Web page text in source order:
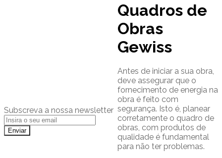
Quadros de
Obras
Gewiss
Antes de iniciar a sua obra,
deve assegurar que o
fornecimento de energia na
obra é feito com
segurança. Isto é, planear
corretamente o quadro de
obras, com produtos de
qualidade é fundamental
para não ter problemas.
Subscreva a nossa newsletter